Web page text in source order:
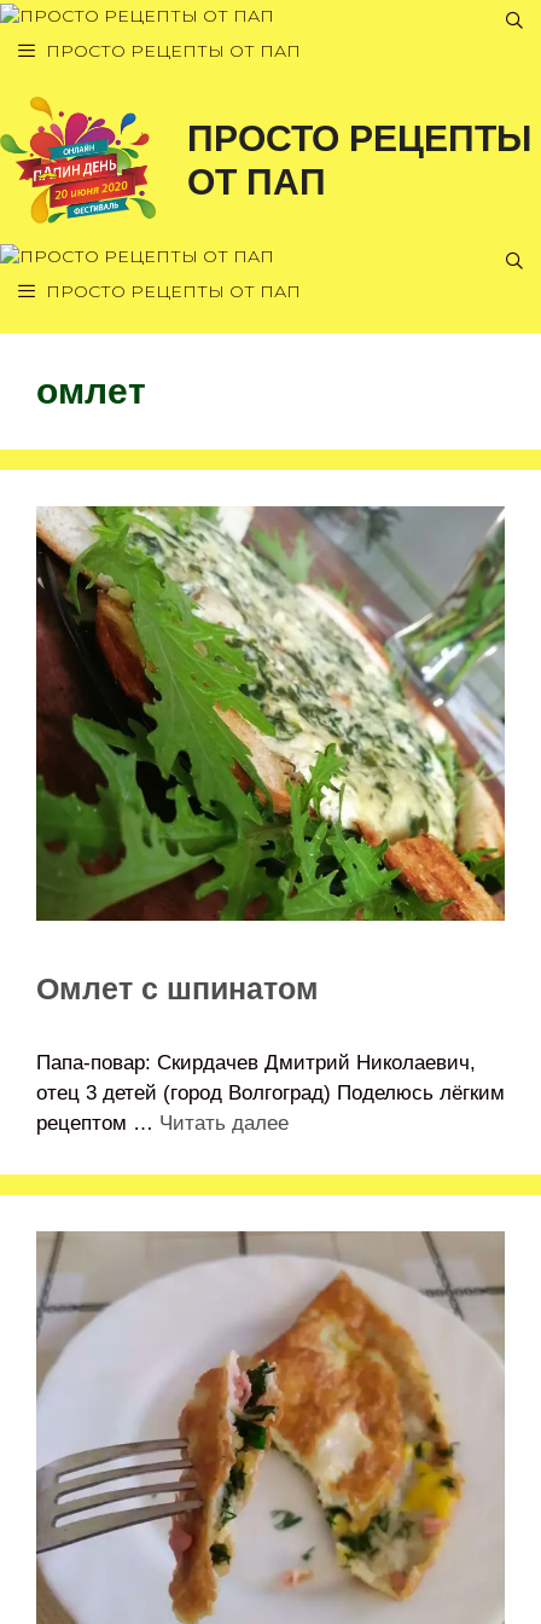
Перейти
ПРОСТО РЕЦЕПТЫ ОТ ПАП
ПРОСТО РЕЦЕПТЫ
ОТ ПАП
ПРОСТО РЕЦЕПТЫ ОТ ПАП
омлет
Омлет с шпинатом
Папа-повар: Скирдачев Дмитрий Николаевич,
отец 3 детей (город Волгоград) Поделюсь лёгким
рецептом … Читать далее